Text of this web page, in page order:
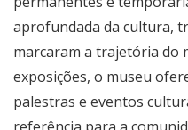
aprofundada da cultura,
marcaram a trajetória do
exposições, o museu
palestras e eventos